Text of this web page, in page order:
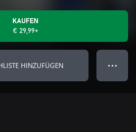
KAUFEN
€ 29,99+
HINZUFÜGEN ● ● ●